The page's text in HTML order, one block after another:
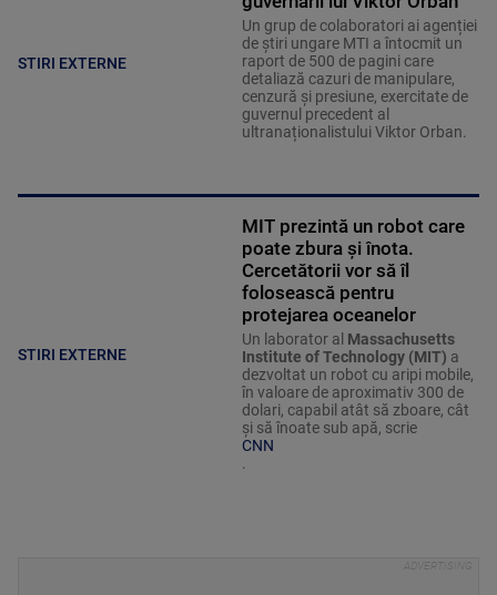
STIRI EXTERNE
Un grup de colaboratori ai agenției
de știri ungare MTI a întocmit un
raport de 500 de pagini care
detaliază cazuri de manipulare,
cenzură și presiune, exercitate de
guvernul precedent al
ultranaționalistului Viktor Orban.
STIRI EXTERNE
MIT prezintă un robot care
poate zbura și înota.
Cercetătorii vor să îl
folosească pentru
protejarea oceanelor
Un laborator al Massachusetts
Institute of Technology (MIT) a
dezvoltat un robot cu aripi mobile,
în valoare de aproximativ 300 de
dolari, capabil atât să zboare, cât
și să înoate sub apă, scrie
CNN
.